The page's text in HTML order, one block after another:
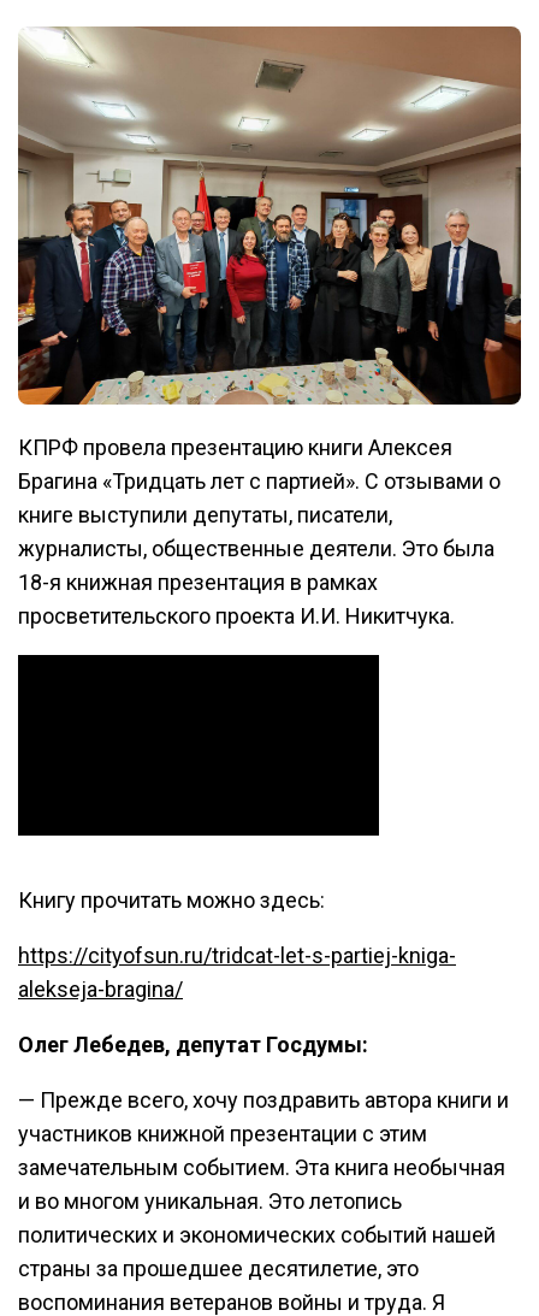
КПРФ провела презентацию книги Алексея
Брагина «Тридцать лет с партией». С отзывами о
книге выступили депутаты, писатели,
журналисты, общественные деятели. Это была
18-я книжная презентация в рамках
просветительского проекта И.И. Никитчука.
Книгу прочитать можно здесь:
https://cityofsun.ru/tridcat-let-s-partiej-kniga-
alekseja-bragina/
Олег Лебедев, депутат Госдумы:
— Прежде всего, хочу поздравить автора книги и
участников книжной презентации с этим
замечательным событием. Эта книга необычная
и во многом уникальная. Это летопись
политических и экономических событий нашей
страны за прошедшее десятилетие, это
воспоминания ветеранов войны и труда. Я